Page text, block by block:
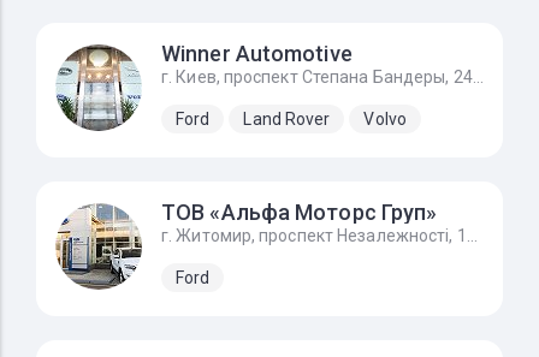
Winner Automotive
г. Киев, проспект Степана Бандеры, 24Д
Ford Land Rover Volvo
ТОВ «Альфа Моторс Груп»
Ford